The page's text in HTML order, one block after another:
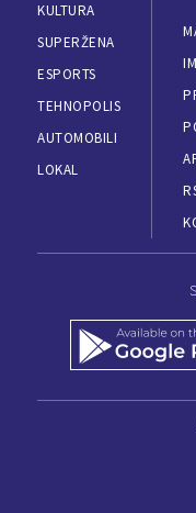
KULTURA
SUPERŽENA
ESPORTS
TEHNOPOLIS
AUTOMOBILI
LOKAL